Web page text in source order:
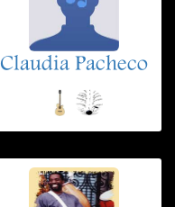
Claudia Pacheco